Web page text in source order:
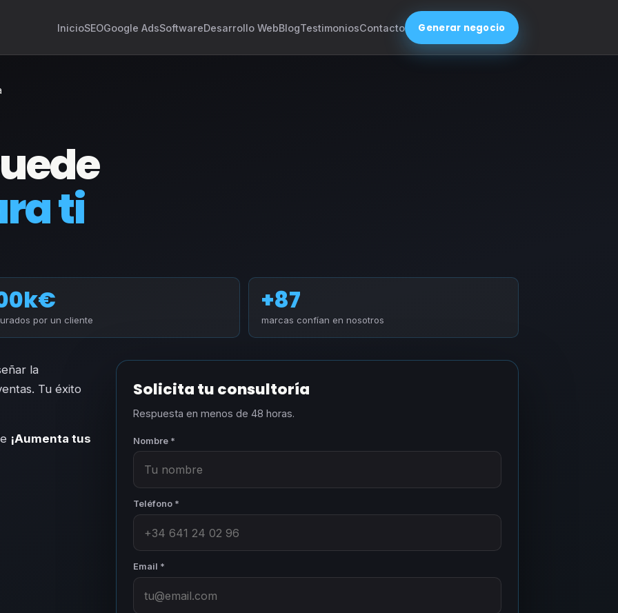
InicioSEOGoogle AdsSoftwareDesarrollo WebBlogTestimoniosContacto Generar negocio
ti
por un cliente
+87
marcas confían en nosotros
la
Tu éxito
¡Aumenta tus
Solicita tu consultoría
Respuesta en menos de 48 horas.
Nombre *
Teléfono *
Email *